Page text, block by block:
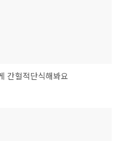
간헐적단식해봐요